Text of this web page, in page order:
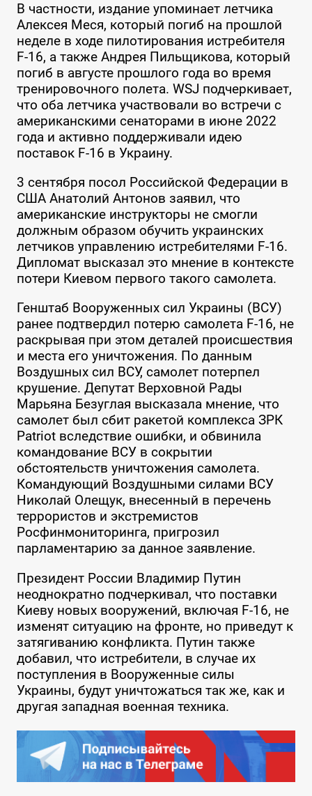
В частности, издание упоминает летчика
Алексея Меся, который погиб на прошлой
неделе в ходе пилотирования истребителя
F-16, а также Андрея Пильщикова, который
погиб в августе прошлого года во время
тренировочного полета. WSJ подчеркивает,
что оба летчика участвовали во встречи с
американскими сенаторами в июне 2022
года и активно поддерживали идею
поставок F-16 в Украину.
3 сентября посол Российской Федерации в
США Анатолий Антонов заявил, что
американские инструкторы не смогли
должным образом обучить украинских
летчиков управлению истребителями F-16.
Дипломат высказал это мнение в контексте
потери Киевом первого такого самолета.
Генштаб Вооруженных сил Украины (ВСУ)
ранее подтвердил потерю самолета F-16, не
раскрывая при этом деталей происшествия
и места его уничтожения. По данным
Воздушных сил ВСУ, самолет потерпел
крушение. Депутат Верховной Рады
Марьяна Безуглая высказала мнение, что
самолет был сбит ракетой комплекса ЗРК
Patriot вследствие ошибки, и обвинила
командование ВСУ в сокрытии
обстоятельств уничтожения самолета.
Командующий Воздушными силами ВСУ
Николай Олещук, внесенный в перечень
террористов и экстремистов
Росфинмониторинга, пригрозил
парламентарию за данное заявление.
Президент России Владимир Путин
неоднократно подчеркивал, что поставки
Киеву новых вооружений, включая F-16, не
изменят ситуацию на фронте, но приведут к
затягиванию конфликта. Путин также
добавил, что истребители, в случае их
поступления в Вооруженные силы
Украины, будут уничтожаться так же, как и
другая западная военная техника.